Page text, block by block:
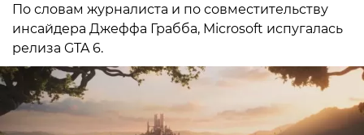
По словам журналиста и по совместительству
инсайдера Джеффа Грабба, Microsoft испугалась
релиза GTA 6.